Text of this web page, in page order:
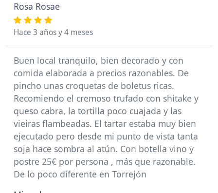
Rosa Rosae
Hace 3 años y 4 meses
Buen local tranquilo, bien decorado y con
comida elaborada a precios razonables. De
pincho unas croquetas de boletus ricas.
Recomiendo el cremoso trufado con shitake y
queso cabra, la tortilla poco cuajada y las
vieiras flambeadas. El tartar estaba muy bien
ejecutado pero desde mi punto de vista tanta
soja hace sombra al atún. Con botella vino y
postre 25€ por persona , más que razonable.
De lo poco diferente en Torrejón